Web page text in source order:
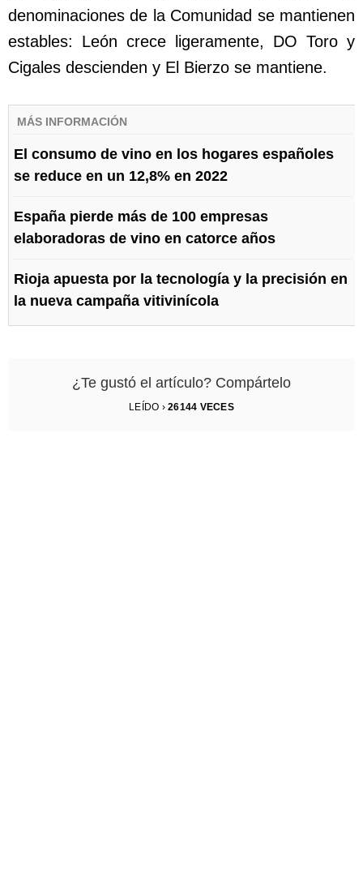
denominaciones de la Comunidad se mantienen
estables: León crece ligeramente, DO Toro y
Cigales descienden y El Bierzo se mantiene.
MÁS INFORMACIÓN
El consumo de vino en los hogares españoles
se reduce en un 12,8% en 2022
España pierde más de 100 empresas
elaboradoras de vino en catorce años
Rioja apuesta por la tecnología y la precisión en
la nueva campaña vitivinícola
¿Te gustó el artículo? Compártelo
LEÍDO ›26144 VECES